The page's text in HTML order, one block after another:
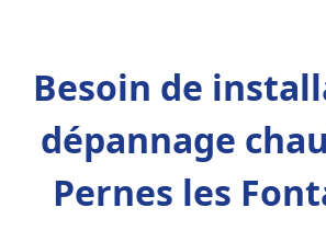
Besoin de
dépannage
Pernes les